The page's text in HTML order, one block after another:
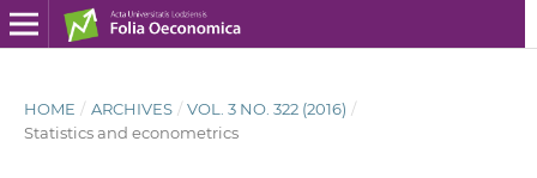
HOME / ARCHIVES / VOL. 3 NO. 322 (2016) /
Statistics and econometrics